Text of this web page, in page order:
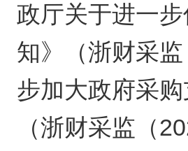
政厅关于进一
知》（浙财采
步加大政府采
（浙财采监（